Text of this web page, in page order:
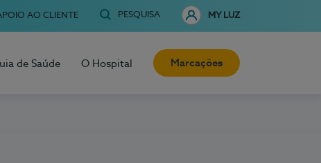
AO CLIENTE PESQUISA MY LUZ
de Saúde O Hospital Marcações